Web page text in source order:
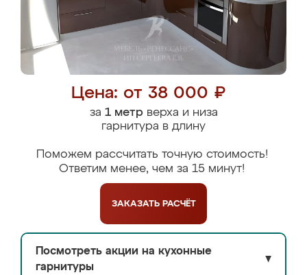
Цена: от 38 000 ₽
за 1 метрверха и низа
гарнитура в длину
Поможем рассчитать точную стоимость!
Ответим менее, чем за 15 минут!
ЗАКАЗАТЬ РАСЧЁТ
Посмотреть акции на кухонные
гарнитуры
▼